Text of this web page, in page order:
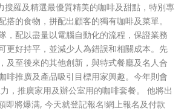
羅及精選最優質精美的咖啡及甜點，特別專
搭的食物，拼配出顧客的獨有咖啡及菜單。
，配以盡量以電腦自動化的流程，保證業務
更好持平，並減少人為錯誤和相關成本。先
及至後來的其他創新，與特式餐廳及名人合
啡推廣及產品吸引目標用家興趣。今年則會
，推廣家用及辦公室用的咖啡套餐。 他將出
即將爆满, 今天就登記報名!網上報名及付款